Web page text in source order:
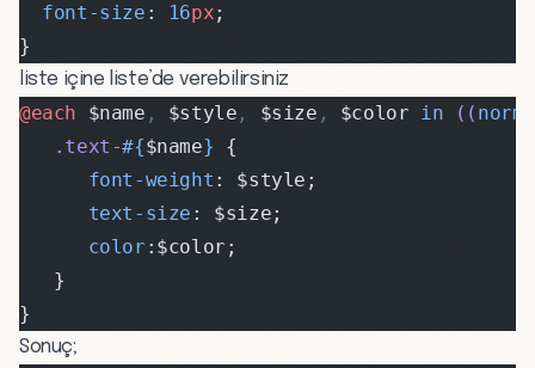
  font-size
: 16px;
}
liste içine liste’de verebilirsiniz
@each $name , $style , $size , $color in ((
   .text-
#{$name} {
      font-weight
: $style;
      text-size
: $size;
      color
:$color;
   }
}
Sonuç;